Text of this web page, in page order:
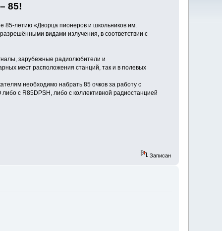
85!
летию «Дворца пионеров и школьников им.
видами излучения, в соответствии с
зарубежные радиолюбители и
мест расположения станций, так и в полевых
необходимо набрать 85 очков за работу с
с R85DPSH, либо с коллективной радиостанцией
Записан